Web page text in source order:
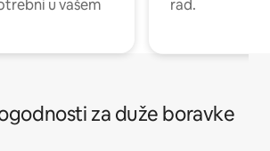
u vašem
rad.
za duže boravke